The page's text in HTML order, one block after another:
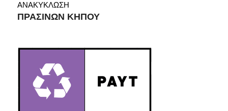
ΑΝΑΚΥΚΛΩΣΗ
ΠΡΑΣΙΝΩΝ ΚΗΠΟΥ